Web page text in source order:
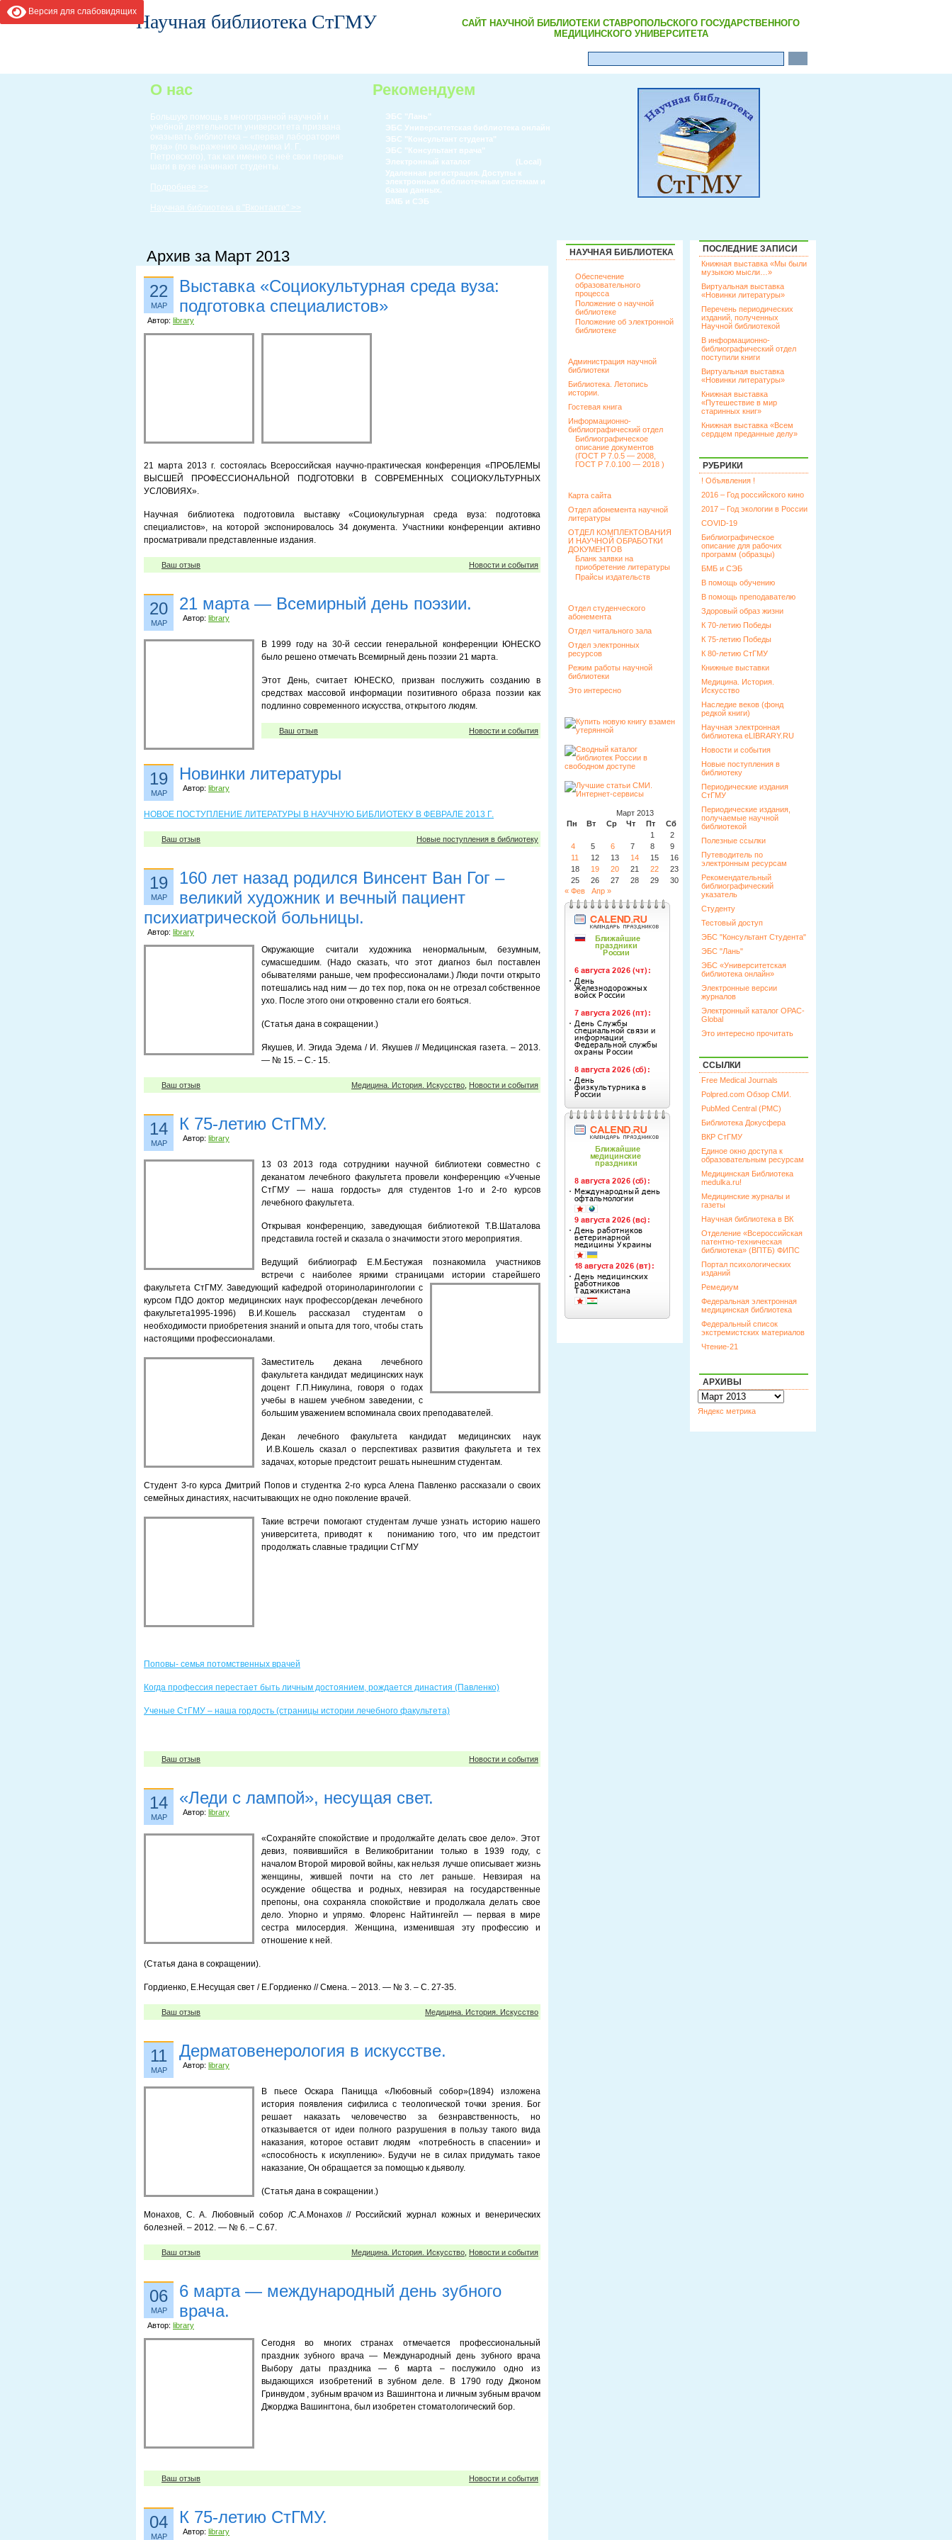
Версия для слабовидящихНаучная библиотека СтГМУ
САЙТ НАУЧНОЙ БИБЛИОТЕКИ СТАВРОПОЛЬСКОГО ГОСУДАРСТВЕННОГО
МЕДИЦИНСКОГО УНИВЕРСИТЕТА
О нас
Большую помощь в многогранной научной и
учебной деятельности университета призвана
оказывать библиотека – «первая лаборатория
вуза» (по выражению академика И. Г.
Петровского), так как именно с неё свои первые
шаги в вузе начинают студенты.
Подробнее >>
Научная библиотека в "Вконтакте" >>
Рекомендуем
ЭБС "Лань"
ЭБС Университетская библиотека онлайн
ЭБС "Консультант студента"
ЭБС "Консультант врача"
Электронный каталог
(Local)
Удаленная регистрация. Доступы к
электронным библиотечным системам и
базам данных.
БМБ и СЭБ
Архив за Март 2013
22
МАР
Выставка «Социокультурная среда вуза:
подготовка специалистов»
Автор: library
21 марта 2013 г. состоялась Всероссийская научно-практическая конференция «ПРОБЛЕМЫ
ВЫСШЕЙ ПРОФЕССИОНАЛЬНОЙ ПОДГОТОВКИ В СОВРЕМЕННЫХ СОЦИОКУЛЬТУРНЫХ
УСЛОВИЯХ».
Научная библиотека подготовила выставку «Социокультурная среда вуза: подготовка
специалистов», на которой экспонировалось 34 документа. Участники конференции активно
просматривали представленные издания.
Ваш отзыв Новости и события
20
МАР
21 марта — Всемирный день поэзии.
Автор: library
В 1999 году на 30-й сессии генеральной конференции ЮНЕСКО
было решено отмечать Всемирный день поэзии 21 марта.
Этот День, считает ЮНЕСКО, призван послужить созданию в
средствах массовой информации позитивного образа поэзии как
подлинно современного искусства, открытого людям.
Ваш отзыв Новости и события
19
МАР
Новинки литературы
Автор: library
НОВОЕ ПОСТУПЛЕНИЕ ЛИТЕРАТУРЫ В НАУЧНУЮ БИБЛИОТЕКУ В ФЕВРАЛЕ 2013 Г.
Ваш отзыв Новые поступления в библиотеку
19
МАР
160 лет назад родился Винсент Ван Гог –
великий художник и вечный пациент
психиатрической больницы.
Автор: library
Окружающие считали художника ненормальным, безумным,
сумасшедшим. (Надо сказать, что этот диагноз был поставлен
обывателями раньше, чем профессионалами.) Люди почти открыто
потешались над ним — до тех пор, пока он не отрезал собственное
ухо. После этого они откровенно стали его бояться.
(Статья дана в сокращении.)
Якушев, И. Эгида Эдема / И. Якушев // Медицинская газета. – 2013.
— № 15. – С.- 15.
Ваш отзыв Медицина. История. Искусство Новости и события
14
МАР
К 75-летию СтГМУ.
Автор: library
13 03 2013 года сотрудники научной библиотеки совместно с
деканатом лечебного факультета провели конференцию «Ученые
СтГМУ — наша гордость» для студентов 1-го и 2-го курсов
лечебного факультета.
Открывая конференцию, заведующая библиотекой Т.В.Шаталова
представила гостей и сказала о значимости этого мероприятия.
Ведущий библиограф Е.М.Бестужая познакомила участников
встречи с наиболее яркими страницами истории старейшего
факультета СтГМУ. Заведующий кафедрой оториноларингологии с
курсом ПДО доктор медицинских наук профессор(декан лечебного
факультета1995-1996) В.И.Кошель рассказал студентам о
необходимости приобретения знаний и опыта для того, чтобы стать
настоящими профессионалами.
Заместитель декана лечебного
факультета кандидат медицинских наук
доцент Г.П.Никулина, говоря о годах
учебы в нашем учебном заведении, с
большим уважением вспоминала своих преподавателей.
Декан лечебного факультета кандидат медицинских наук
И.В.Кошель сказал о перспективах развития факультета и тех
задачах, которые предстоит решать нынешним студентам.
Студент 3-го курса Дмитрий Попов и студентка 2-го курса Алена Павленко рассказали о своих
семейных династиях, насчитывающих не одно поколение врачей.
Такие встречи помогают студентам лучше узнать историю нашего
университета, приводят к пониманию того, что им предстоит
продолжать славные традиции СтГМУ
Поповы- семья потомственных врачей
Когда профессия перестает быть личным достоянием, рождается династия (Павленко)
Ученые СтГМУ – наша гордость (страницы истории лечебного факультета)
Ваш отзыв Новости и события
14
МАР
«Леди с лампой», несущая свет.
Автор: library
«Сохраняйте спокойствие и продолжайте делать свое дело». Этот
девиз, появившийся в Великобритании только в 1939 году, с
началом Второй мировой войны, как нельзя лучше описывает жизнь
женщины, жившей почти на сто лет раньше. Невзирая на
осуждение общества и родных, невзирая на государственные
препоны, она сохраняла спокойствие и продолжала делать свое
дело. Упорно и упрямо. Флоренс Найтингейл — первая в мире
сестра милосердия. Женщина, изменившая эту профессию и
отношение к ней.
(Статья дана в сокращении).
Гордиенко, Е.Несущая свет / Е.Гордиенко // Смена. – 2013. — № 3. – С. 27-35.
Ваш отзыв Медицина. История. Искусство
11
МАР
Дерматовенерология в искусстве.
Автор: library
В пьесе Оскара Паницца «Любовный собор»(1894) изложена
история появления сифилиса с теологической точки зрения. Бог
решает наказать человечество за безнравственность, но
отказывается от идеи полного разрушения в пользу такого вида
наказания, которое оставит людям «потребность в спасении» и
«способность к искуплению». Будучи не в силах придумать такое
наказание, Он обращается за помощью к дьяволу.
(Статья дана в сокращении.)
Монахов, С. А. Любовный собор /С.А.Монахов // Российский журнал кожных и венерических
болезней. – 2012. — № 6. – С.67.
Ваш отзыв Медицина. История. Искусство Новости и события
06
МАР
6 марта — международный день зубного
врача.
Автор: library
Сегодня во многих странах отмечается профессиональный
праздник зубного врача — Международный день зубного врача
Выбору даты праздника — 6 марта – послужило одно из
выдающихся изобретений в зубном деле. В 1790 году Джоном
Гринвудом , зубным врачом из Вашингтона и личным зубным врачом
Джорджа Вашингтона, был изобретен стоматологический бор.
Ваш отзыв Новости и события
04
МАР
К 75-летию СтГМУ.
Автор: library
НАУЧНАЯ БИБЛИОТЕКА
Обеспечение
образовательного
процесса
Положение о научной
библиотеке
Положение об электронной
библиотеке
Администрация научной
библиотеки
Библиотека. Летопись
истории.
Гостевая книга
Информационно-
библиографический отдел
Библиографическое
описание документов
(ГОСТ Р 7.0.5 — 2008,
ГОСТ Р 7.0.100 — 2018 )
Карта сайта
Отдел абонемента научной
литературы
ОТДЕЛ КОМПЛЕКТОВАНИЯ
И НАУЧНОЙ ОБРАБОТКИ
ДОКУМЕНТОВ
Бланк заявки на
приобретение литературы
Прайсы издательств
Отдел студенческого
абонемента
Отдел читального зала
Отдел электронных
ресурсов
Режим работы научной
библиотеки
Это интересно
Март 2013
Пн
Вт Ср Чт Пт Сб
1
2
4
5 6 7 8 9
11
12 13 14 15 16
18
19 20 21 22 23
25
26 27 28 29 30
« Фев
Апр »
ПОСЛЕДНИЕ ЗАПИСИ
Книжная выставка «Мы были
музыкою мысли…»
Виртуальная выставка
«Новинки литературы»
Перечень периодических
изданий, полученных
Научной библиотекой
В информационно-
библиографический отдел
поступили книги
Виртуальная выставка
«Новинки литературы»
Книжная выставка
«Путешествие в мир
старинных книг»
Книжная выставка «Всем
сердцем преданные делу»
РУБРИКИ
! Объявления !
2016 – Год российского кино
2017 – Год экологии в России
COVID-19
Библиографическое
описание для рабочих
программ (образцы)
БМБ и СЭБ
В помощь обучению
В помощь преподавателю
Здоровый образ жизни
К 70-летию Победы
К 75-летию Победы
К 80-летию СтГМУ
Книжные выставки
Медицина. История.
Искусство
Наследие веков (фонд
редкой книги)
Научная электронная
библиотека eLIBRARY.RU
Новости и события
Новые поступления в
библиотеку
Периодические издания
СтГМУ
Периодические издания,
получаемые научной
библиотекой
Полезные ссылки
Путеводитель по
электронным ресурсам
Рекомендательный
библиографический
указатель
Студенту
Тестовый доступ
ЭБС "Консультант Студента"
ЭБС "Лань"
ЭБС «Университетская
библиотека онлайн»
Электронные версии
журналов
Электронный каталог OPAC-
Global
Это интересно прочитать
ССЫЛКИ
Free Medical Journals
Polpred.com Обзор СМИ.
PubMed Central (PMC)
Библиотека Докусфера
ВКР СтГМУ
Единое окно доступа к
образовательным ресурсам
Медицинская Библиотека
medulka.ru!
Медицинские журналы и
газеты
Научная библиотека в ВК
Отделение «Всероссийская
патентно-техническая
библиотека» (ВПТБ) ФИПС
Портал психологических
изданий
Ремедиум
Федеральная электронная
медицинская библиотека
Федеральный список
экстремистских материалов
Чтение-21
АРХИВЫ
Архивы
Яндекс метрика